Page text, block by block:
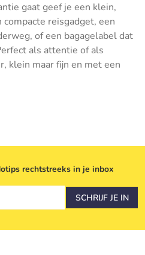
gaat geef je een klein,
reisgadget, een
of een bagagelabel dat
als attentie of als
klein maar fijn en met een
rechtstreeks in je inbox
SCHRIJF JE IN